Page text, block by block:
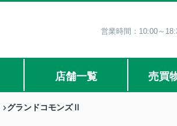
営業時間：10:00～
店舗一覧 売買
グランドコモンズⅡ